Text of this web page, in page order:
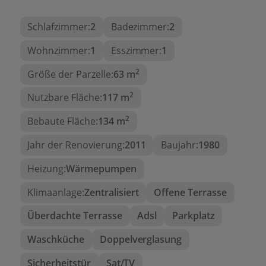
2 VOLLBADEZIMMER MIT DUSCHE
mehrere Bewohner, ohne Wartezeiten.
RUHIGE WOHNANLAGE
und gut gepflegte Umgebung, ideal zum
HERVORRAGENDE LAGE
Schritte von Supermärkten, Restaurants und
NÄHE ZUM MEER
Autominuten von den Stränden von Moraira
Wasser.
Zusätzliche Merkmale:
Schlafzimmer:2 Badezimmer:2
Wohnzimmer:1 Esszimmer:1
Größe der Parzelle:63 m2
Nutzbare Fläche:117 m2
Bebaute Fläche:134 m2
Jahr der Renovierung:2011 Baujahr:1980
Heizung:Wärmepumpen
Klimaanlage:Zentralisiert
Offene Terrasse
Überdachte Terrasse
Adsl
Parkplatz
Waschküche
Doppelverglasung
Sicherheitstür
Sat/TV